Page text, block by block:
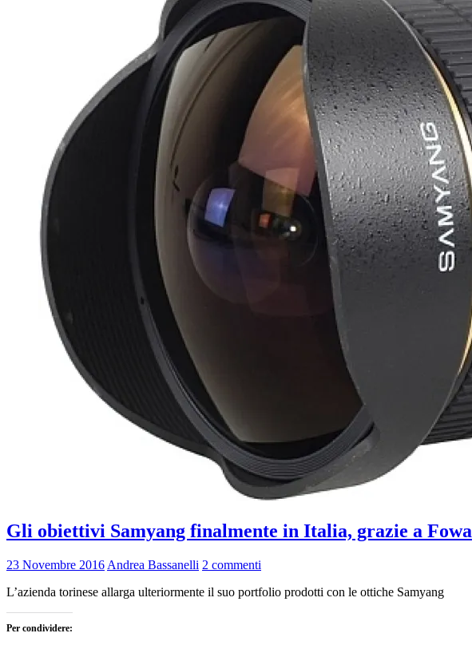
Gli obiettivi Samyang finalmente in Italia, grazie a Fowa
23 Novembre 2016 Andrea Bassanelli 2 commenti
L’azienda torinese allarga ulteriormente il suo portfolio prodotti con le ottiche Samyang
Per condividere: